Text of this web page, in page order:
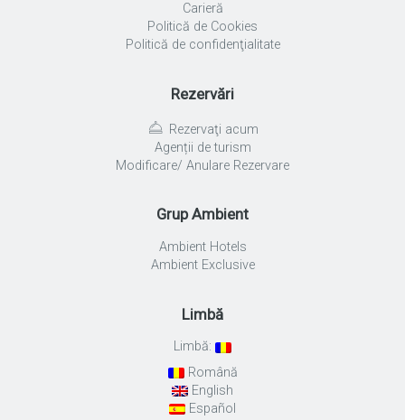
Carieră
Politică de Cookies
Politică de confidenţialitate
Rezervări
Rezervaţi acum
Agenții de turism
Modificare/ Anulare Rezervare
Grup Ambient
Ambient Hotels
Ambient Exclusive
Limbă
Limbă:
Română
English
Español